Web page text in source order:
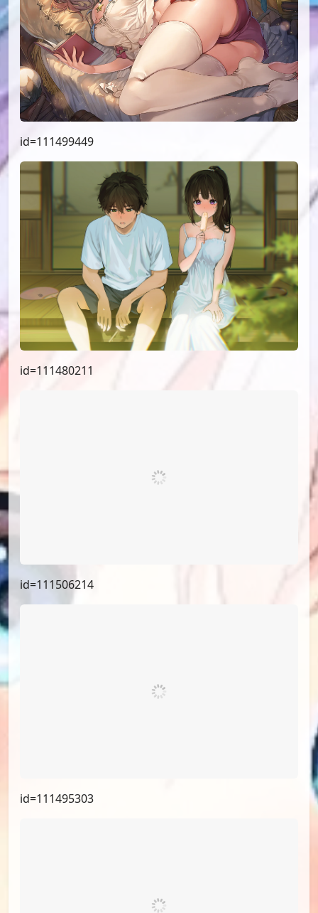
id=111499449
id=111480211
id=111506214
id=111495303